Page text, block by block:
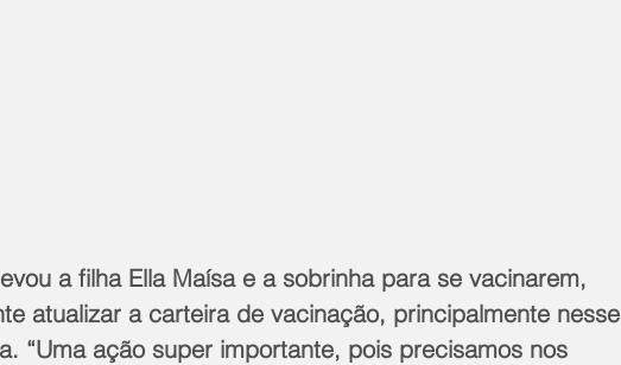
a filha Ella Maísa e a sobrinha para se vacinarem,
atualizar a carteira de vacinação, principalmente nesse
“Uma ação super importante, pois precisamos nos